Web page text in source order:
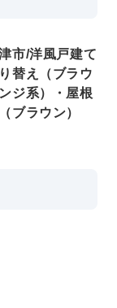
市/洋風戸建て
替え（ブラウ
ジ系）・屋根
ブラウン）